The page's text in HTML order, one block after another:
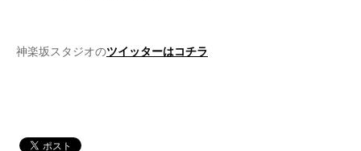
神楽坂スタジオのツイッターはコチラ